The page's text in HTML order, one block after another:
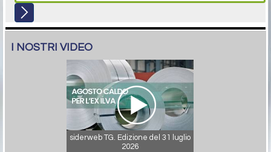
I NOSTRI VIDEO
siderweb TG. Edizione del 31 luglio
2026